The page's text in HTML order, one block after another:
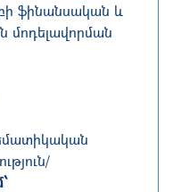
ֆինանսական և